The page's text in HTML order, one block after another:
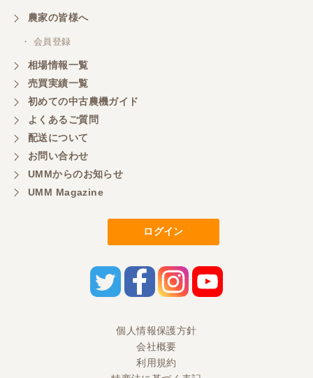
農家の皆様へ
・ 会員登録
相場情報一覧
売買実績一覧
初めての中古農機ガイド
よくあるご質問
配送について
お問い合わせ
UMMからのお知らせ
UMM Magazine
ログイン
個人情報保護方針
会社概要
利用規約